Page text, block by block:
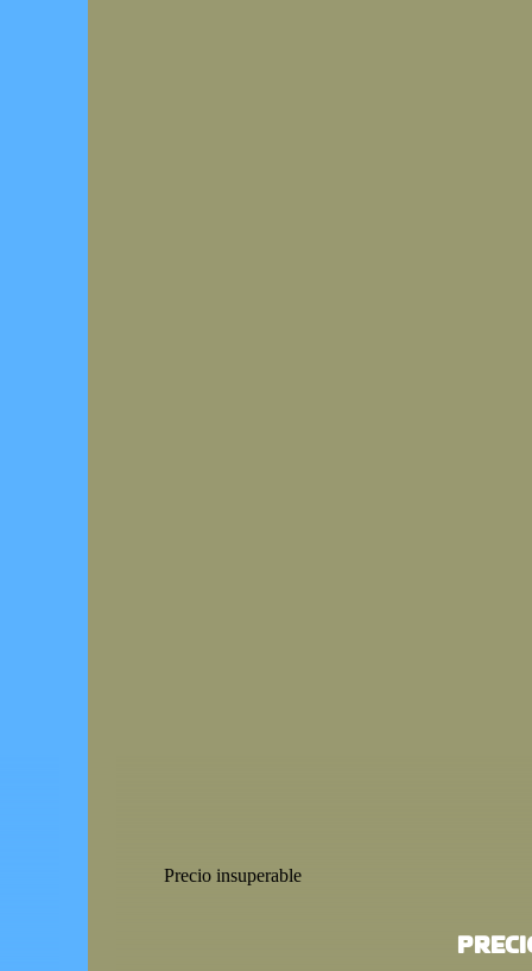
Precio insuperable